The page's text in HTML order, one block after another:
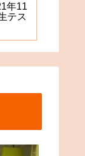
年11
テス